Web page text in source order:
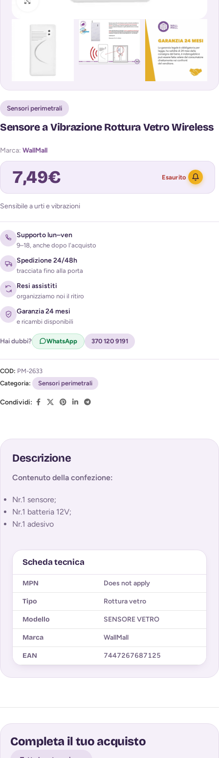
Sensori perimetrali
Sensore a Vibrazione Rottura Vetro Wireless
Marca: WallMall
7,49€ Esaurito
Acconsento al trattamento dei miei dati per ricevere
l'avviso di disponibilità (
Sensibile a urti e vibrazioni
Supporto lun–ven
9–18, anche dopo l'acquisto
Spedizione 24/48h
tracciata fino alla porta
Resi assistiti
organizziamo noi il ritiro
Garanzia 24 mesi
e ricambi disponibili
Hai dubbi? WhatsApp 370 120 9191
COD: PM-2633
Categoria:
Sensori perimetrali
Condividi:
Descrizione
Contenuto della confezione:
Nr.1 sensore;
Nr.1 batteria 12V;
Nr.1 adesivo
Scheda tecnica
MPN Does not apply
Tipo Rottura vetro
Modello SENSORE VETRO
Marca WallMall
EAN 7447267687125
Completa il tuo acquisto